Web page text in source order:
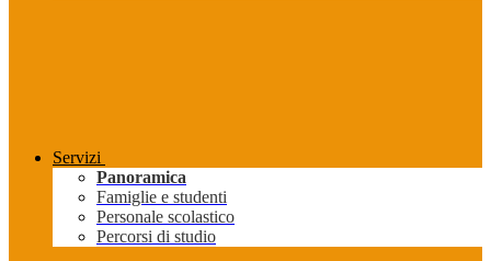
Servizi
Panoramica
Famiglie e studenti
Personale scolastico
Percorsi di studio